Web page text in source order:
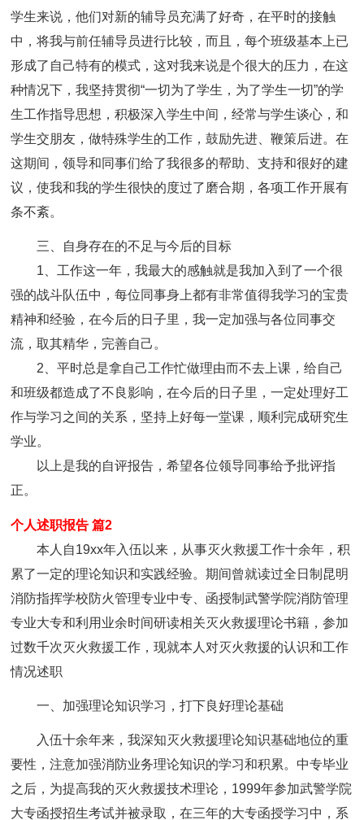
学生来说，他们对新的辅导员充满了好奇，在平时的接触
中，将我与前任辅导员进行比较，而且，每个班级基本上已
形成了自己特有的模式，这对我来说是个很大的压力，在这
种情况下，我坚持贯彻“一切为了学生，为了学生一切”的学
生工作指导思想，积极深入学生中间，经常与学生谈心，和
学生交朋友，做特殊学生的工作，鼓励先进、鞭策后进。在
这期间，领导和同事们给了我很多的帮助、支持和很好的建
议，使我和我的学生很快的度过了磨合期，各项工作开展有
条不紊。
三、自身存在的不足与今后的目标
1、工作这一年，我最大的感触就是我加入到了一个很
强的战斗队伍中，每位同事身上都有非常值得我学习的宝贵
精神和经验，在今后的日子里，我一定加强与各位同事交
流，取其精华，完善自己。
2、平时总是拿自己工作忙做理由而不去上课，给自己
和班级都造成了不良影响，在今后的日子里，一定处理好工
作与学习之间的关系，坚持上好每一堂课，顺利完成研究生
学业。
以上是我的自评报告，希望各位领导同事给予批评指
正。
个人述职报告 篇2
本人自19xx年入伍以来，从事灭火救援工作十余年，积
累了一定的理论知识和实践经验。期间曾就读过全日制昆明
消防指挥学校防火管理专业中专、函授制武警学院消防管理
专业大专和利用业余时间研读相关灭火救援理论书籍，参加
过数千次灭火救援工作，现就本人对灭火救援的认识和工作
情况述职
一、加强理论知识学习，打下良好理论基础
入伍十余年来，我深知灭火救援理论知识基础地位的重
要性，注意加强消防业务理论知识的学习和积累。中专毕业
之后，为提高我的灭火救援技术理论，1999年参加武警学院
大专函授招生考试并被录取，在三年的大专函授学习中，系